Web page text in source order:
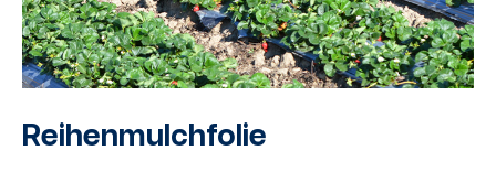
Reihenmulchfolie